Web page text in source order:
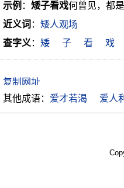
示例 ： 矮子看戏何曾见，都
近义词 ： 矮人观场
查字义： 矮 子 看 戏
其他成语： 爱才若渴 爱人